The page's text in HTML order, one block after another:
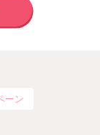
ーン